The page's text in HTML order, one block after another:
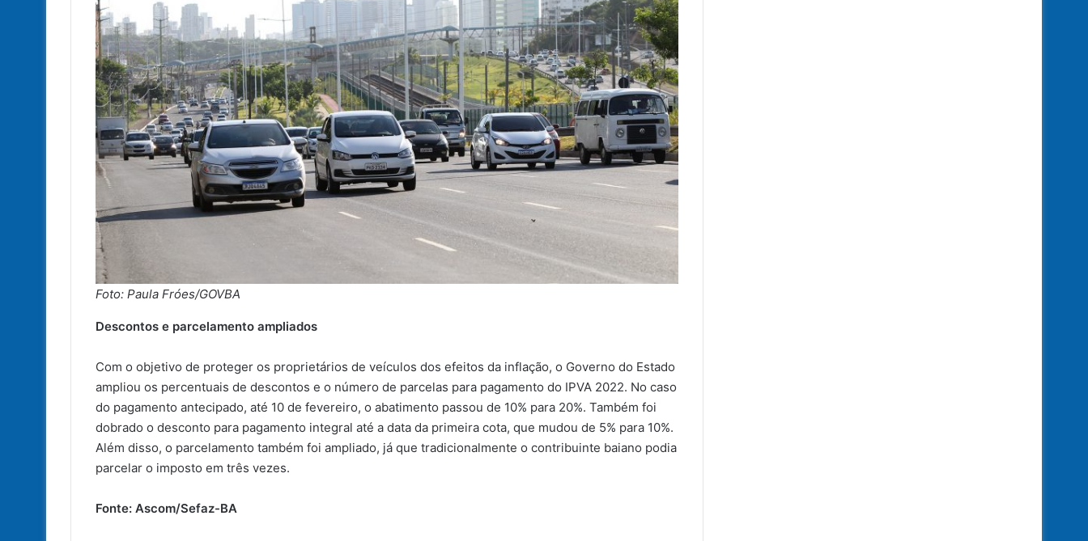
Foto: Paula Fróes/GOVBA
Descontos e parcelamento ampliados
Com o objetivo de proteger os proprietários de veículos dos efeitos da inflação, o Governo do Estado
ampliou os percentuais de descontos e o número de parcelas para pagamento do IPVA 2022. No caso
do pagamento antecipado, até 10 de fevereiro, o abatimento passou de 10% para 20%. Também foi
dobrado o desconto para pagamento integral até a data da primeira cota, que mudou de 5% para 10%.
Além disso, o parcelamento também foi ampliado, já que tradicionalmente o contribuinte baiano podia
parcelar o imposto em três vezes.
Fonte: Ascom/Sefaz-BA